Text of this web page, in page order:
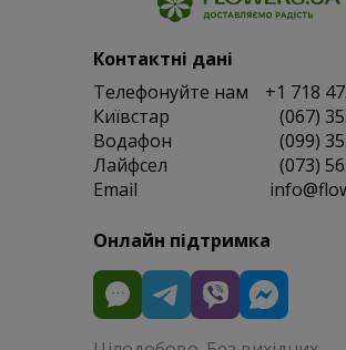
Контактні дані
Телефонуйте нам
+1 718
Київстар
(067)
Водафон
(099)
Лайфсел
(073)
Email
Онлайн підтримка